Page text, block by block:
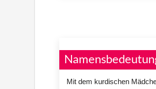
Mit dem kurdischen